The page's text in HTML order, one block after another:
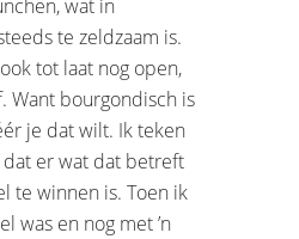
wat in
te zeldzaam is.
tot laat nog open,
Want bourgondisch is
je dat wilt. Ik teken
er wat dat betreft
te winnen is. Toen ik
was en nog met ’n